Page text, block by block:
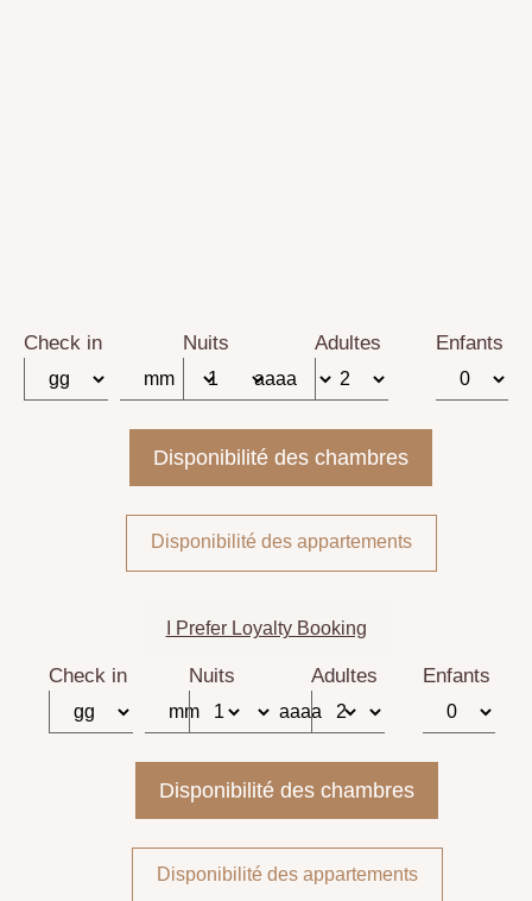
Check in Nuits Adultes Enfants
Disponibilité des appartements
I Prefer Loyalty Booking
Check in Nuits Adultes Enfants
Disponibilité des appartements